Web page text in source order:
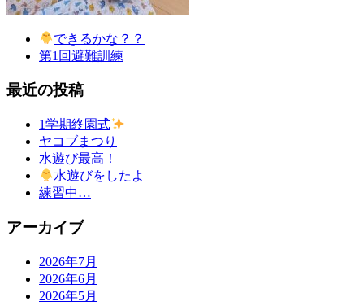
できるかな？？
第1回避難訓練
最近の投稿
1学期終園式
ヤコブまつり
水遊び最高！
水遊びをしたよ
練習中…
アーカイブ
2026年7月
2026年6月
2026年5月